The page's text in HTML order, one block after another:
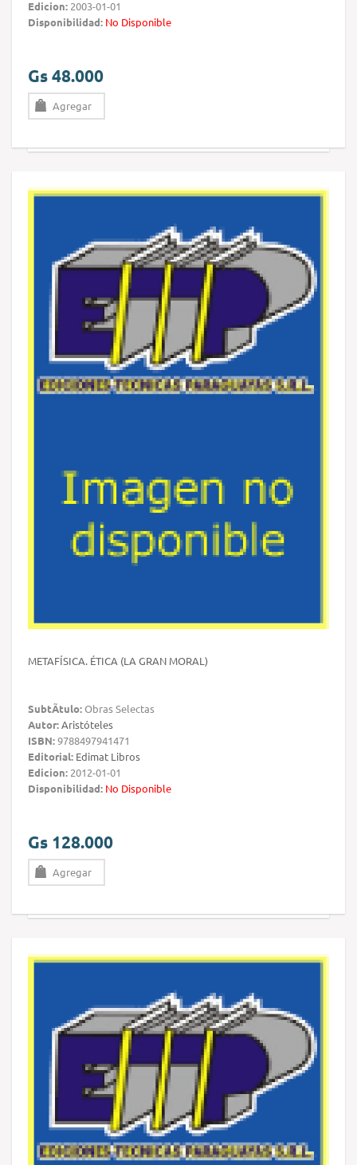
Edicion: 2003-01-01
Disponibilidad: No Disponible
Gs 48.000
Agregar
METAFÍSICA. ÉTICA (LA GRAN MORAL)
SubtÃ­tulo:Obras Selectas
Autor:Aristóteles
ISBN:9788497941471
Editorial: Edimat Libros
Edicion: 2012-01-01
Disponibilidad: No Disponible
Gs 128.000
Agregar